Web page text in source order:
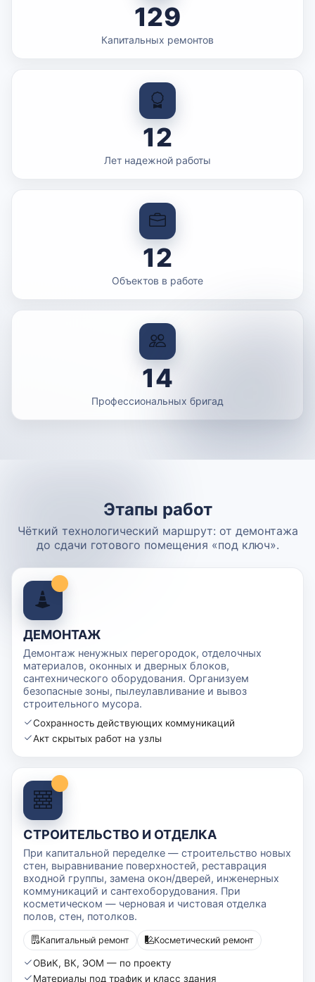
129
Капитальных ремонтов
12
Лет надежной работы
12
Объектов в работе
14
Профессиональных бригад
Этапы работ
Чёткий технологический маршрут: от демонтажа
до сдачи готового помещения «под ключ».
ДЕМОНТАЖ
Демонтаж ненужных перегородок, отделочных
материалов, оконных и дверных блоков,
сантехнического оборудования. Организуем
безопасные зоны, пылеулавливание и вывоз
строительного мусора.
Сохранность действующих коммуникаций
Акт скрытых работ на узлы
СТРОИТЕЛЬСТВО И ОТДЕЛКА
При капитальной переделке — строительство новых
стен, выравнивание поверхностей, реставрация
входной группы, замена окон/дверей, инженерных
коммуникаций и сантехоборудования. При
косметическом — черновая и чистовая отделка
полов, стен, потолков.
Капитальный ремонт Косметический ремонт
ОВиК, ВК, ЭОМ — по проекту
Материалы под трафик и класс здания